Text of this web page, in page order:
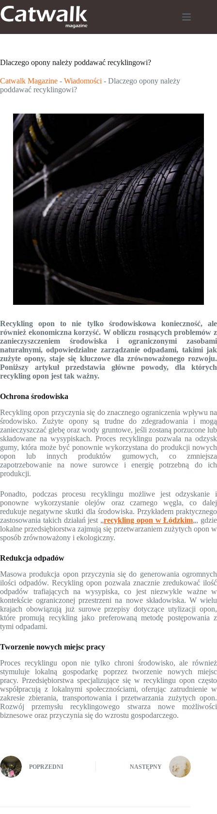
do
treści
Dlaczego opony należy poddawać recyklingowi?
Catwalk Magazine - Wiadomości - Dlaczego opony należy
poddawać recyklingowi?
Recykling opon to nie tylko środowiskowa konieczność, ale
również ekonomiczna korzyść. W obliczu rosnących problemów z
zanieczyszczeniem środowiska i ograniczonymi zasobami
naturalnymi, odpowiedzialne zarządzanie odpadami, takimi jak
zużyte opony, staje się kluczowe dla zrównoważonego rozwoju.
Poniższy artykuł przedstawia główne powody, dla których
recykling opon jest tak ważny.
Ochrona środowiska
Recykling opon przyczynia się do znacznego ograniczenia wpływu na
środowisko. Zużyte opony są trudne do zdegradowania i mogą
zanieczyszczać glebę oraz wody gruntowe, jeśli zostaną porzucone lub
składowane na wysypiskach. Proces recyklingu pozwala na odzysk
gumy, która może być ponownie wykorzystana do produkcji nowych
opon lub innych produktów gumowych, co zmniejsza
zapotrzebowanie na nowe surowce i energię potrzebną do ich
produkcji.
Ponadto, podczas procesu recyklingu możliwe jest odzyskanie i
ponowne wykorzystanie olejów oraz czarnego węgla, co dalej
redukuje negatywne skutki dla środowiska. Przykładem praktycznego
zastosowania takich działań jest „recykling opon w Łódzkim„, gdzie
lokalne przedsiębiorstwa zajmują się przetwarzaniem zużytych opon w
sposób zrównoważony i ekologiczny.
Redukcja odpadów
Masowa produkcja opon przyczynia się do generowania ogromnych
ilości odpadów. Recykling opon pozwala znacznie zredukować ilość
odpadów trafiających na wysypiska, co jest niezwykle ważne w
kontekście ograniczonej przestrzeni na nowe składowiska. W wielu
krajach obowiązują już surowe przepisy dotyczące utylizacji opon,
które promują recykling jako preferowaną metodę postępowania z
tymi odpadami.
Tworzenie nowych miejsc pracy
Proces recyklingu opon nie tylko chroni środowisko, ale również
stymuluje lokalną gospodarkę poprzez tworzenie nowych miejsc
pracy. Przedsiębiorstwa specjalizujące się w recyklingu opon często
współpracują z lokalnymi społecznościami, oferując zatrudnienie w
zakresie zbierania, transportowania i przetwarzania zużytych opon.
Rozwój przemysłu recyklingowego stwarza nowe możliwości
biznesowe oraz przyczynia się do wzrostu gospodarczego.
POPRZEDNI NASTĘPNY